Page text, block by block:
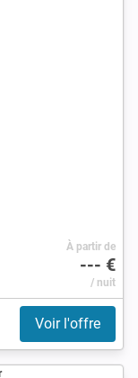
À partir de
--- €
/ nuit
Voir l'offre